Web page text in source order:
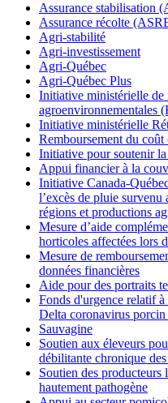
Assurance stabilisation
Assurance récolte
Agri-stabilité
Agri-investissement
Agri-Québec
Agri-Québec Plus
Initiative ministérielle de
agroenvironnementales
Initiative ministérielle
Remboursement du
Initiative pour soutenir
Appui financier à la
Initiative Canada-
l’excès de pluie survenu
régions et productions
Mesure d’aide
horticoles affectées lors
Mesure de
données financières
Aide pour des portraits
Fonds d'urgence relatif
Delta coronavirus porcin
Sauvagine
Soutien aux éleveurs
débilitante chronique
Soutien des producteurs
hautement pathogène